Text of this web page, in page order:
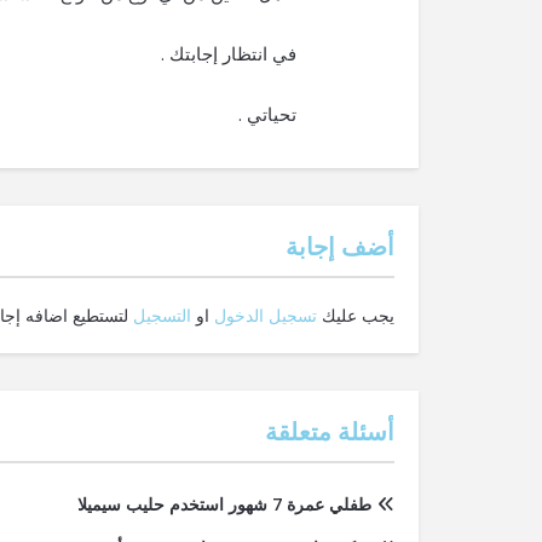
في انتظار إجابتك .
تحياتي .
‫أضف إجابة
يجب عليك تسجيل الدخول او التسجيل لتستطيع اضافه
أسئلة متعلقة
طفلي عمرة 7 شهور استخدم حليب سيميلا